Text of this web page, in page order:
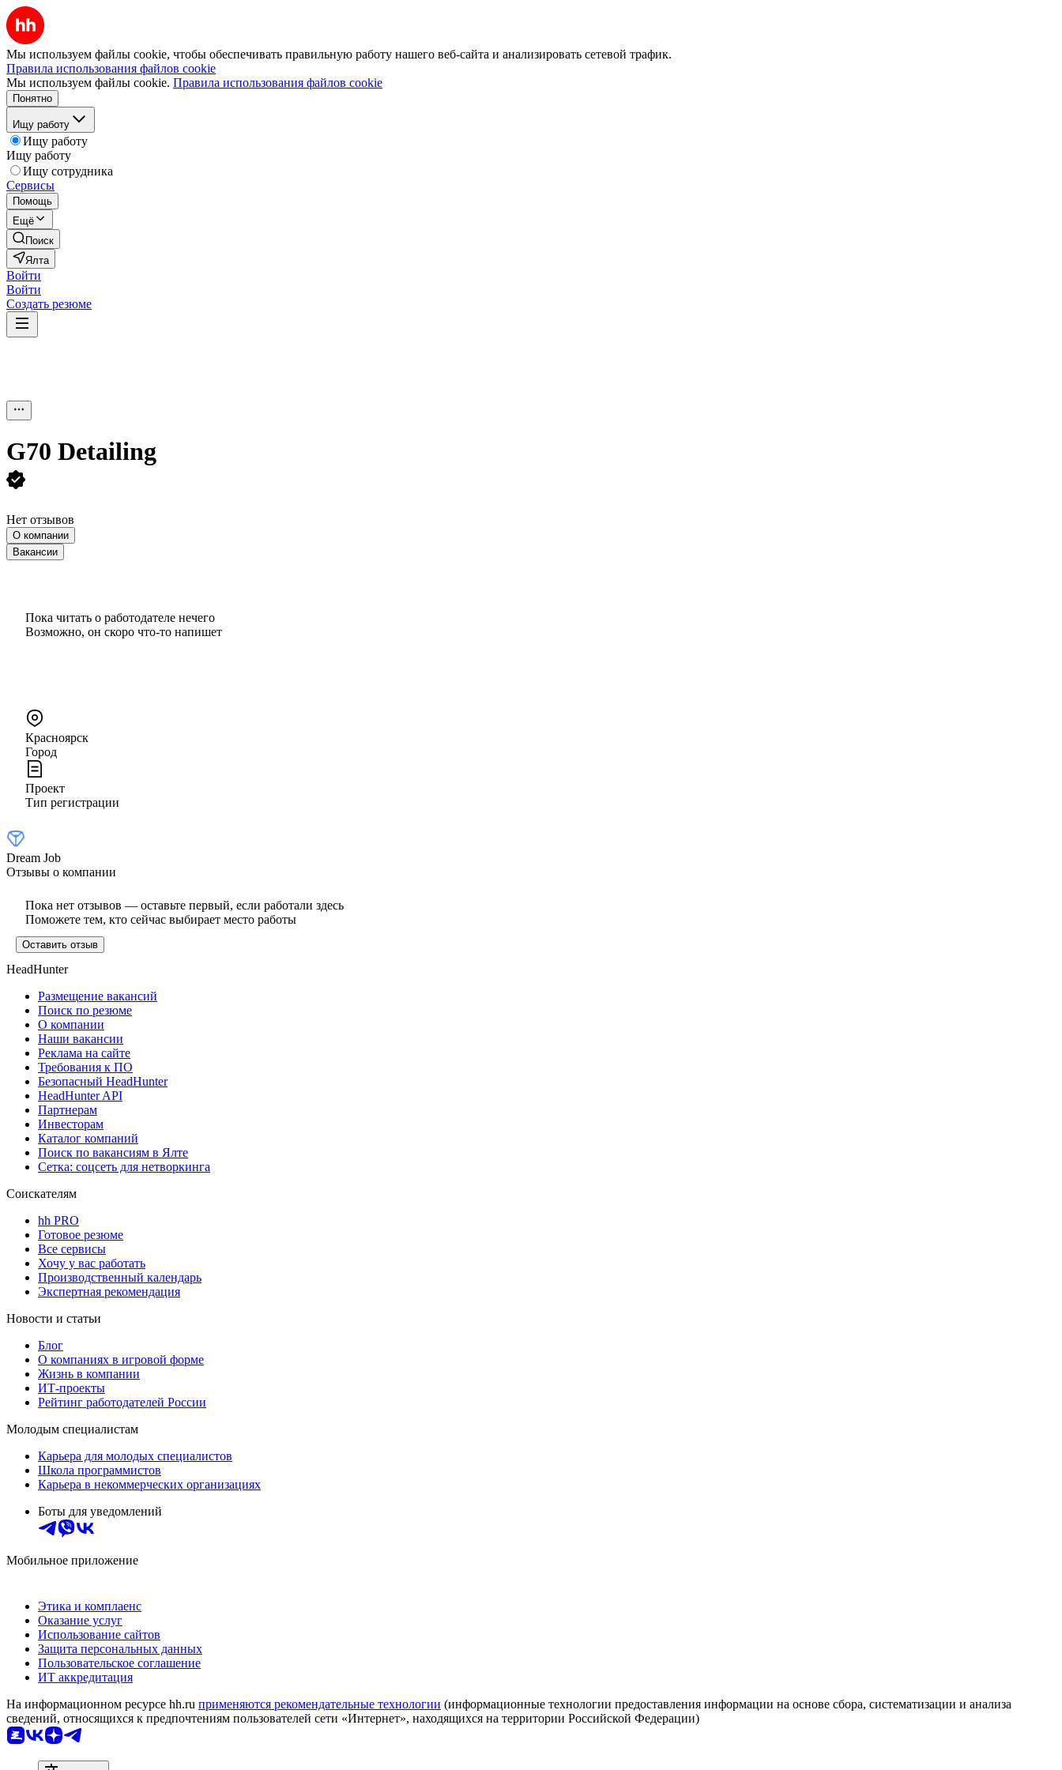
Мы используем файлы cookie, чтобы обеспечивать правильную работу нашего веб-сайта и анализировать сетевой трафик.
Правила использования файлов cookie
Мы используем файлы cookie. Правила использования файлов cookie
Понятно
Ищу работу
Ищу работу
Ищу работу
Ищу сотрудника
Сервисы
Помощь
Ещё
Поиск
Ялта
Войти
Войти
Создать резюме
G70 Detailing
Нет отзывов
О компании
Вакансии
Пока читать о работодателе нечего
Возможно, он скоро что‑то напишет
Красноярск
Город
Проект
Тип регистрации
Dream Job
Отзывы о компании
Пока нет отзывов — оставьте первый, если работали здесь
Поможете тем, кто сейчас выбирает место работы
Оставить отзыв
HeadHunter
Размещение вакансий
Поиск по резюме
О компании
Наши вакансии
Реклама на сайте
Требования к ПО
Безопасный HeadHunter
HeadHunter API
Партнерам
Инвесторам
Каталог компаний
Поиск по вакансиям в Ялте
Сетка: соцсеть для нетворкинга
Соискателям
hh PRO
Готовое резюме
Все сервисы
Хочу у вас работать
Производственный календарь
Экспертная рекомендация
Новости и статьи
Блог
О компаниях в игровой форме
Жизнь в компании
ИТ-проекты
Рейтинг работодателей России
Молодым специалистам
Карьера для молодых специалистов
Школа программистов
Карьера в некоммерческих организациях
Боты для уведомлений
Мобильное приложение
Этика и комплаенс
Оказание услуг
Использование сайтов
Защита персональных данных
Пользовательское соглашение
ИТ аккредитация
На информационном ресурсе hh.ru применяются рекомендательные технологии (информационные технологии предоставления информации на основе сбора, систематизации и анализа
сведений, относящихся к предпочтениям пользователей сети «Интернет», находящихся на территории Российской Федерации)